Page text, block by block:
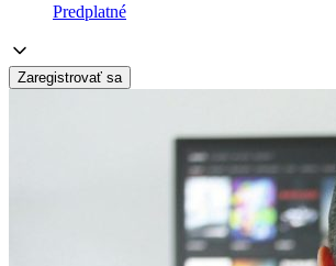
Predplatné
Zaregistrovať sa